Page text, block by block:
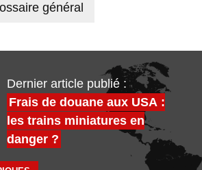
général
Dernier article publié :
Frais de douane aux USA :
les trains miniatures en
danger ?